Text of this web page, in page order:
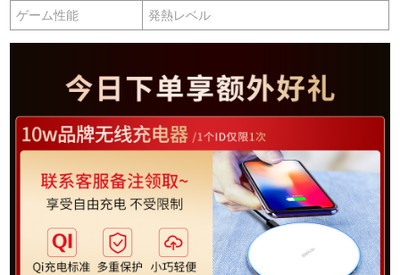
ゲーム性能 発熱レベル